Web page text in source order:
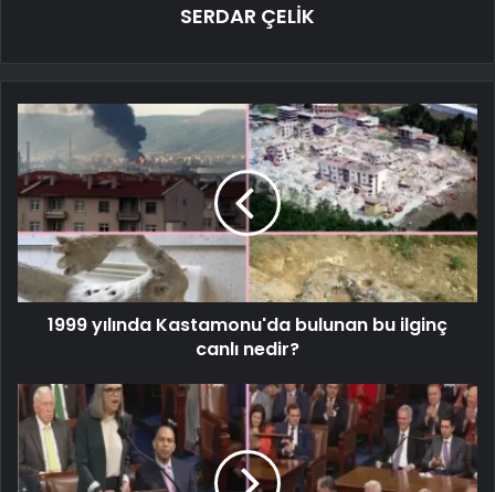
SERDAR ÇELİK
1999 yılında Kastamonu'da bulunan bu ilginç
canlı nedir?